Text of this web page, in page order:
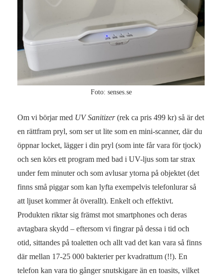
Foto: senses.se
Om vi börjar med UV Sanitizer(rek ca pris 499 kr) så är det
en rättfram pryl, som ser ut lite som en mini-scanner, där du
öppnar locket, lägger i din pryl (som inte får vara för tjock)
och sen körs ett program med bad i UV-ljus som tar strax
under fem minuter och som avlusar ytorna på objektet (det
finns små piggar som kan lyfta exempelvis telefonlurar så
att ljuset kommer åt överallt). Enkelt och effektivt.
Produkten riktar sig främst mot smartphones och deras
avtagbara skydd – eftersom vi fingrar på dessa i tid och
otid, sittandes på toaletten och allt vad det kan vara så finns
där mellan 17-25 000 bakterier per kvadrattum (!!). En
telefon kan vara tio gånger snutskigare än en toasits, vilket